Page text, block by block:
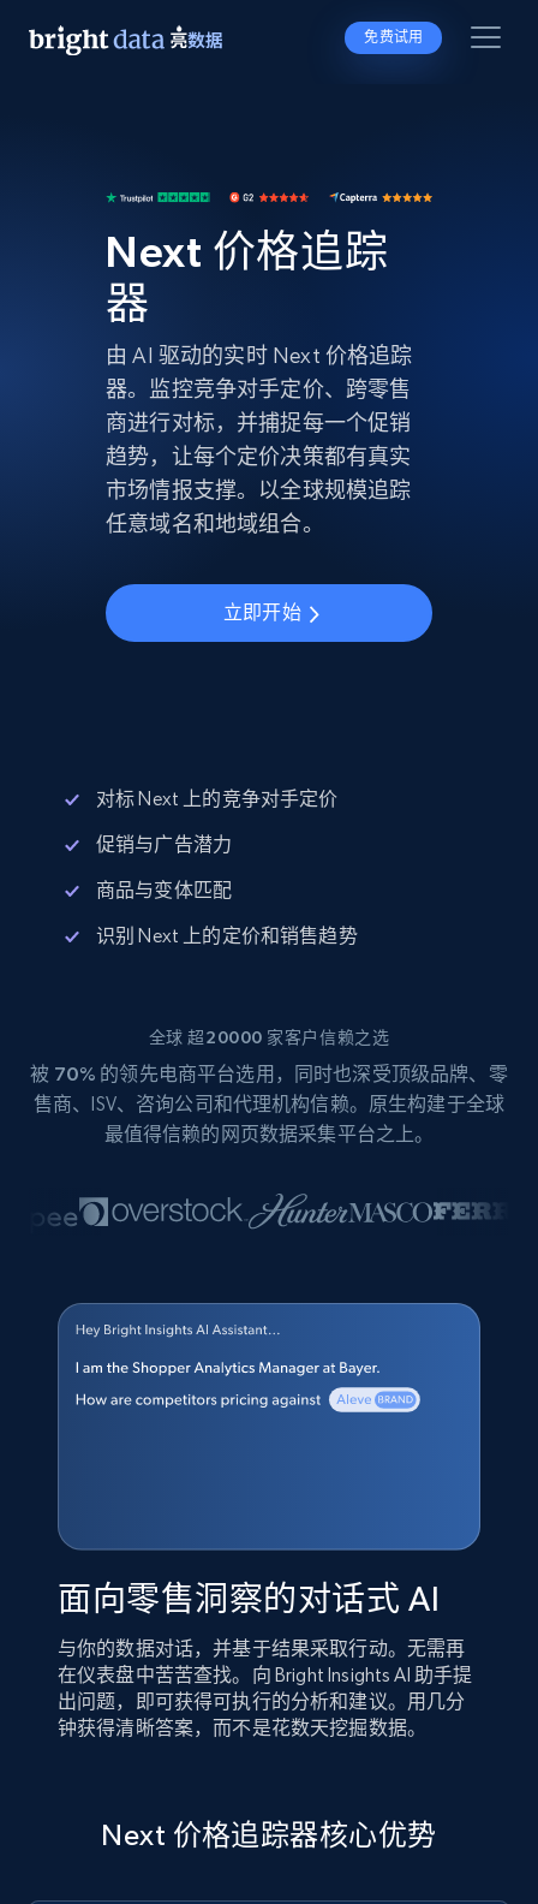
免费试用
Next 价格追踪
器
由 AI 驱动的实时 Next 价格追踪
器。监控竞争对手定价、跨零售
商进行对标，并捕捉每一个促销
趋势，让每个定价决策都有真实
市场情报支撑。以全球规模追踪
任意域名和地域组合。
立即开始
对标 Next 上的竞争对手定价
促销与广告潜力
商品与变体匹配
识别 Next 上的定价和销售趋势
全球 超20000 家客户信赖之选
被 70% 的领先电商平台选用，同时也深受顶级品牌、零
售商、ISV、咨询公司和代理机构信赖。原生构建于全球
最值得信赖的网页数据采集平台之上。
面向零售洞察的对话式 AI
与你的数据对话，并基于结果采取行动。无需再
在仪表盘中苦苦查找。向 Bright Insights AI 助手提
出问题，即可获得可执行的分析和建议。用几分
钟获得清晰答案，而不是花数天挖掘数据。
Next 价格追踪器核心优势